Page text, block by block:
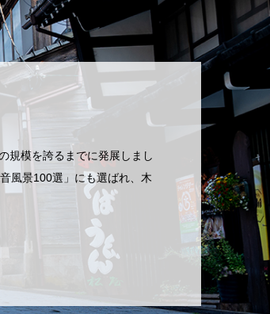
規模を誇るまでに発展しまし
風景100選」にも選ばれ、木